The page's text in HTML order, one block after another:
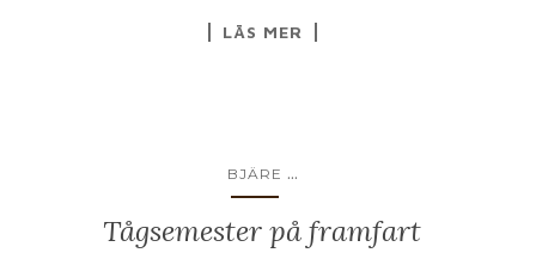
LÄS MER
BJÄRE ...
Tågsemester på framfart